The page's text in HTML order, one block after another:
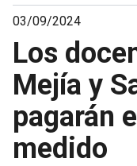
03/09/2024
Los
Mejía y
pagarán
medido